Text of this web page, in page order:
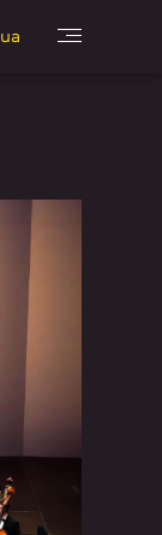
ua